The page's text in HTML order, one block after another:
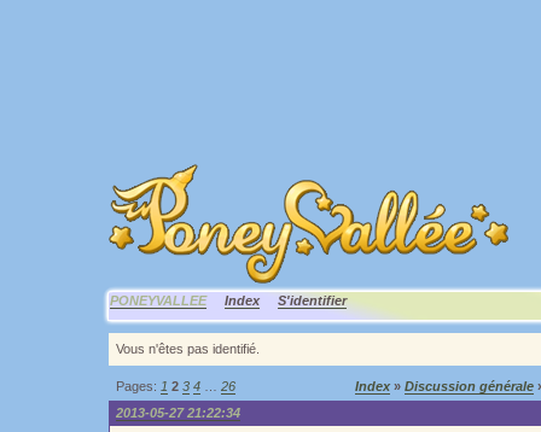
PONEYVALLEE Index S'identifier
Vous n'êtes pas identifié.
Pages: 1 2 3 4 26 Index » Discussion générale
2013-05-27 21:22:34